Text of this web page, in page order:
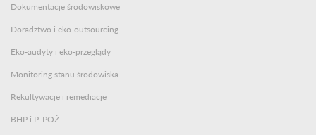
Dokumentacje środowiskowe
Doradztwo i eko-outsourcing
Eko-audyty i eko-przeglądy
Monitoring stanu środowiska
Rekultywacje i remediacje
BHP i P. POŻ